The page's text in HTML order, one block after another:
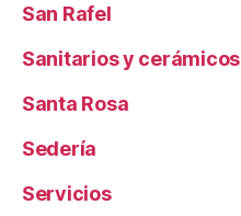
San Rafel
Sanitarios y cerámicos
Santa Rosa
Sedería
Servicios